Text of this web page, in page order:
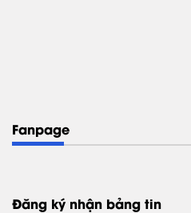
Fanpage
Đăng ký nhận bảng tin